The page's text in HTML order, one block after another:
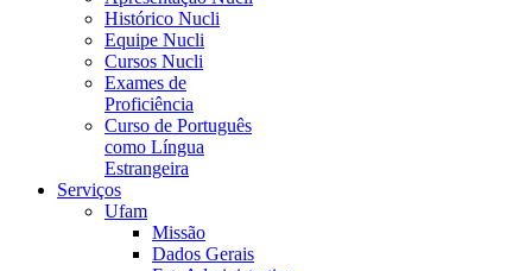
Histórico Nucli
Equipe Nucli
Cursos Nucli
Exames de
Proficiência
Curso de Português
como Língua
Estrangeira
Serviços
Ufam
Missão
Dados Gerais